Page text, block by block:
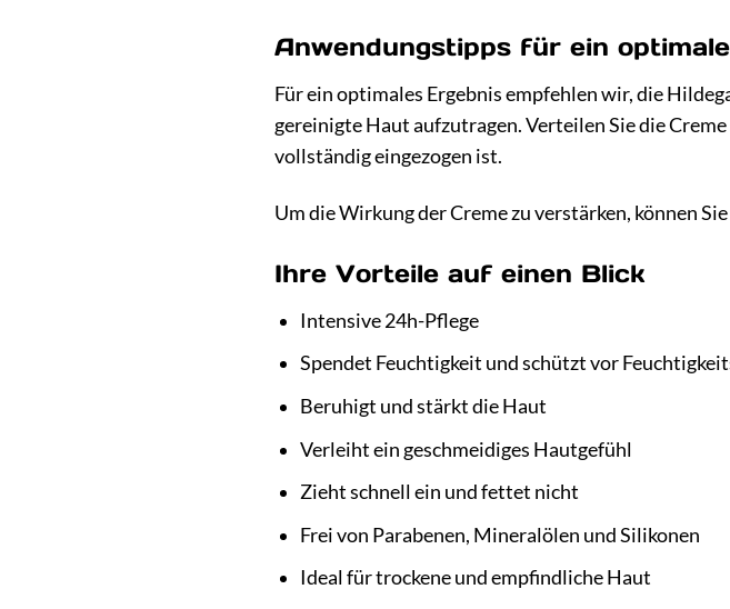
Anwendungstipps für ein
Für ein optimales Ergebnis empfehlen wir, die
gereinigte Haut aufzutragen. Verteilen Sie die
vollständig eingezogen ist.
Um die Wirkung der Creme zu verstärken, können
Ihre Vorteile auf einen Blick
Intensive 24h-Pflege
Spendet Feuchtigkeit und schützt vor
Beruhigt und stärkt die Haut
Verleiht ein geschmeidiges Hautgefühl
Zieht schnell ein und fettet nicht
Frei von Parabenen, Mineralölen und Silikonen
Ideal für trockene und empfindliche Haut